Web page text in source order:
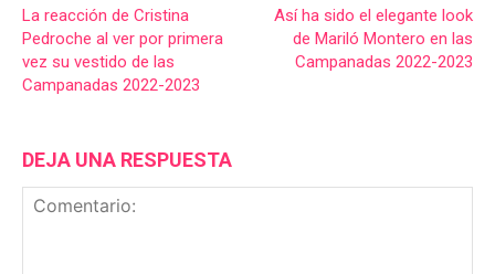
La reacción de Cristina
Pedroche al ver por primera
vez su vestido de las
Campanadas 2022-2023
Así ha sido el elegante look
de Mariló Montero en las
Campanadas 2022-2023
DEJA UNA RESPUESTA